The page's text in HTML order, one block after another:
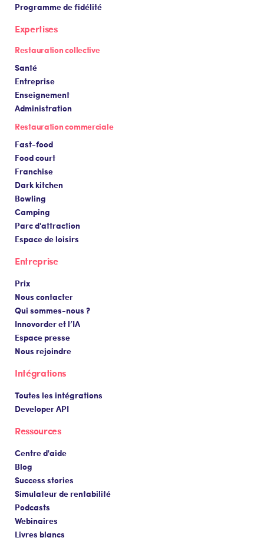
Programme de fidélité
Expertises
Restauration collective
Santé
Entreprise
Enseignement
Administration
Restauration commerciale
Fast-food
Food court
Franchise
Dark kitchen
Bowling
Camping
Parc d'attraction
Espace de loisirs
Entreprise
Prix
Nous contacter
Qui sommes-nous ?
Innovorder et l’IA
Espace presse
Nous rejoindre
Intégrations
Toutes les intégrations
Developer API
Ressources
Centre d'aide
Blog
Success stories
Simulateur de rentabilité
Podcasts
Webinaires
Livres blancs